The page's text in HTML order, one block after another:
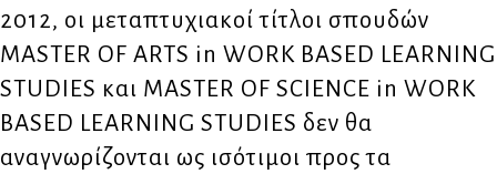
2012, οι μεταπτυχιακοί τίτλοι σπουδών
MASTER OF ARTS in WORK BASED LEARNING
STUDIES και MASTER OF SCIENCE in WORK
BASED LEARNING STUDIES δεν θα
αναγνωρίζονται ως ισότιμοι προς τα